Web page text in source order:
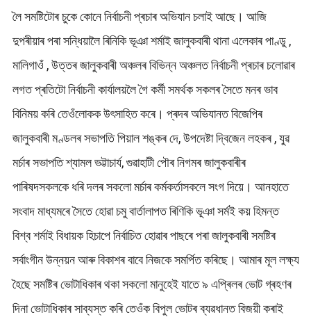
লৈ সমষ্টিটোৰ চুকে কোনে নিৰ্বাচনী প্ৰচাৰ অভিযান চলাই আছে। আজি
দুপৰীয়াৰ পৰা সন্ধিয়ালৈ ৰিনিকি ভূঞা শৰ্মাই জালুকবাৰী থানা এলেকাৰ পাণ্ডু ,
মালিগাওঁ , উত্তৰ জালুকবাৰী অঞ্চলৰ বিভিন্ন অঞ্চলত নিৰ্বাচনী প্ৰচাৰ চলোৱাৰ
লগত প্ৰতিটো নিৰ্বাচনী কাৰ্যালয়লৈ গৈ কৰ্মী সমৰ্থক সকলৰ সৈতে মনৰ ভাব
বিনিময় কৰি তেওঁলোকক উৎসাহিত কৰে। প্ৰদৰ অভিযানত বিজেপিৰ
জালুকবাৰী মণ্ডলৰ সভাপতি পিয়াল শঙ্কৰ দে, উপদেষ্টা দ্বিজেন লহকৰ , যুৱ
মৰ্চাৰ সভাপতি শ্যামল ভট্টাচাৰ্য, গুৱাহাটী পৌৰ নিগমৰ জালুকবাৰীৰ
পাৰিষদসকলকে ধৰি দলৰ সকলো মৰ্চাৰ কৰ্মকৰ্তাসকলে সংগ দিয়ে। আনহাতে
সংবাদ মাধ্যমৰে সৈতে হোৱা চমু বাৰ্তালাপত ৰিণিকি ভূঞা সৰ্মই কয় হিমন্ত
বিশ্ব শৰ্মাই বিধায়ক হিচাপে নিৰ্বাচিত হোৱাৰ পাছৰে পৰা জালুকবাৰী সমষ্টিৰ
সৰ্বাংগীন উন্নয়ন আৰু বিকাশৰ বাবে নিজকে সমৰ্পিত কৰিছে। আমাৰ মূল লক্ষ্য
হৈছে সমষ্টিৰ ভোটাধিকাৰ থকা সকলো মানুহেই যাতে ৯ এপ্ৰিলৰ ভোট গ্ৰহণৰ
দিনা ভোটাধিকাৰ সাব্যস্ত কৰি তেওঁক বিপুল ভোটৰ ব্যৱধানত বিজয়ী কৰাই